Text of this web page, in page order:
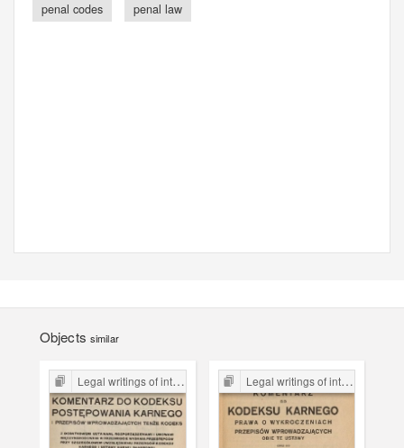
penal codes penal law
Objects similar
Legal writings of inter-war period form the Legal Faculty Library JU Legal writings of inter-war period form the Legal Faculty Library JU